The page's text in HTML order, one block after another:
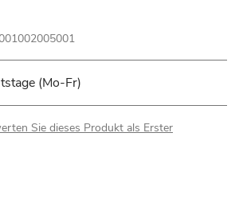
(Mo-Fr)
Sie dieses Produkt als Erster